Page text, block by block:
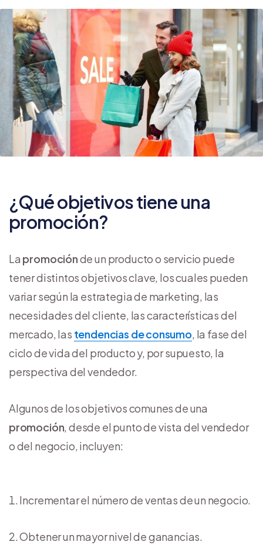
¿Qué objetivos tiene una
promoción?
La promociónde un producto o servicio puede
tener distintos objetivos clave, los cuales pueden
variar según la estrategia de marketing, las
necesidades del cliente, las características del
mercado, las tendencias de consumo, la fase del
ciclo de vida del producto y, por supuesto, la
perspectiva del vendedor.
Algunos de los objetivos comunes de una
promoción, desde el punto de vista del vendedor
o del negocio, incluyen:
Incrementar el número de ventas de un negocio.
Obtener un mayor nivel de ganancias.